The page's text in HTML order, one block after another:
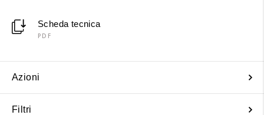
Scheda tecnica
PDF
Azioni
Filtri